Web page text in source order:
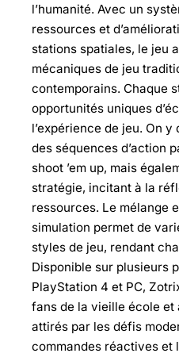
l’humanité. Avec un
ressources et
stations spatiales, le jeu
mécaniques de jeu
contemporains. Chaque
opportunités uniques
l’expérience de jeu. On
des séquences d’action
shoot ’em up, mais
stratégie, incitant à la
ressources. Le mélange
simulation permet de
styles de jeu, rendant
Disponible sur plusieurs
PlayStation 4 et PC,
fans de la vieille école et
attirés par les défis
commandes réactives et